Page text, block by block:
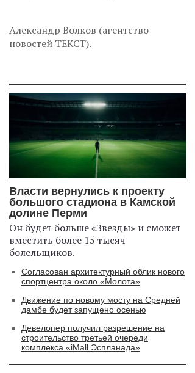
Александр Волков (агентство
новостей ТЕКСТ).
Власти вернулись к проекту
большого стадиона в Камской
долине Перми
Он будет больше «Звезды» и сможет
вместить более 15 тысяч
болельщиков.
Согласован архитектурный облик нового
спортцентра около «Молота»
Движение по новому мосту на Средней
дамбе будет запущено осенью
Девелопер получил разрешение на
строительство третьей очереди
комплекса «iMall Эспланада»